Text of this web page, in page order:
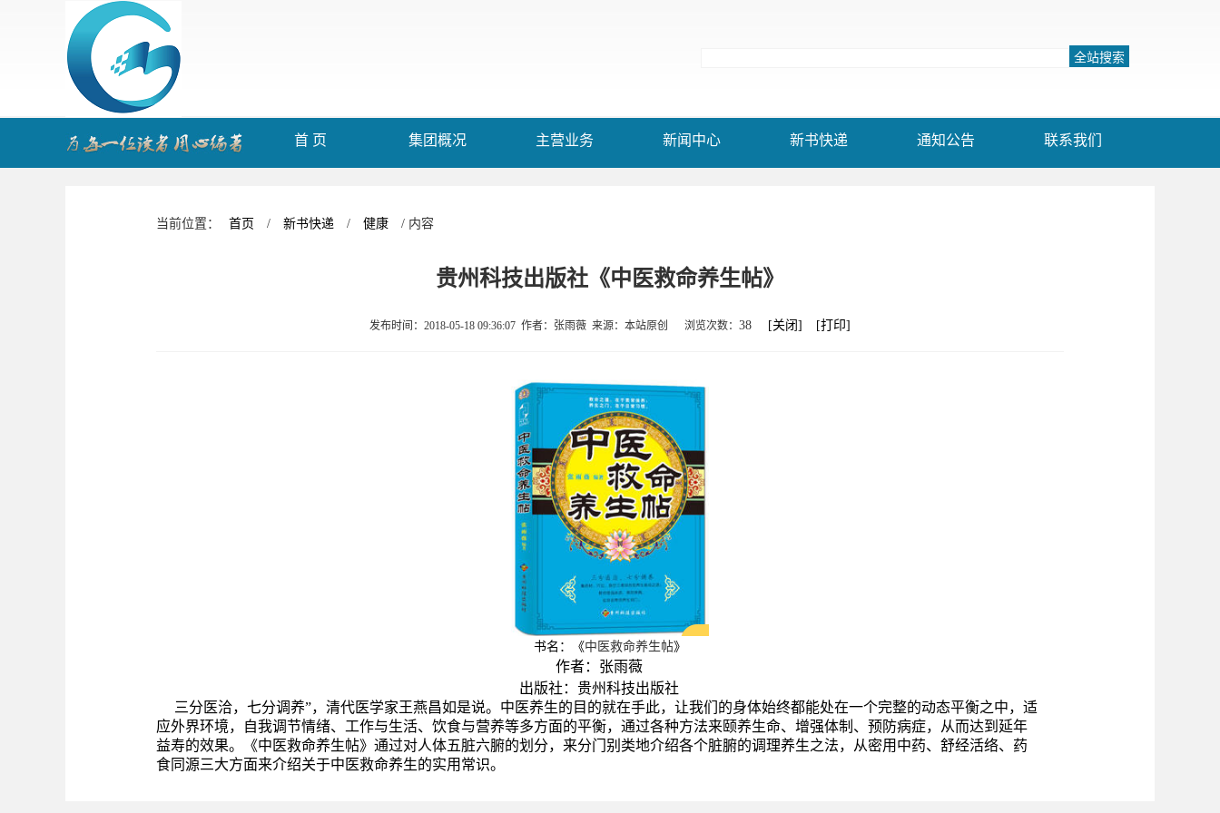
首 页 集团概况 主营业务 新闻中心 新书快递 通知公告 联系我们
当前位置： 首页 / 新书快递 / 健康 / 内容
贵州科技出版社《中医救命养生帖》
发布时间：2018-05-18 09:36:07 作者：张雨薇 来源：本站原创 浏览次数： 38 [关闭] [打印]
书名： 《中医救命养生帖》
作者：张雨薇
出版社：贵州科技出版社
三分医洽，七分调养”，清代医学家王燕昌如是说。中医养生的目的就在手此，让我们的身体始终都能处在一个完整的动态平衡之中，适
应外界环境，自我调节情绪、工作与生活、饮食与营养等多方面的平衡，通过各种方法来颐养生命、增强体制、预防病症，从而达到延年
益寿的效果。《中医救命养生帖》通过对人体五脏六腑的划分，来分门别类地介绍各个脏腑的调理养生之法，从密用中药、舒经活络、药
食同源三大方面来介绍关于中医救命养生的实用常识。